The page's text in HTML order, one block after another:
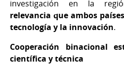
investigación en la
relevancia que ambos
tecnología y la innovación.
Cooperación binacional
científica y técnica